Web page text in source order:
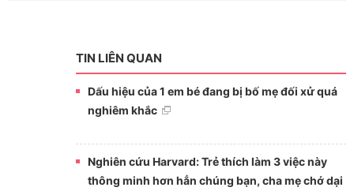
TIN LIÊN QUAN
Dấu hiệu của 1 em bé đang bị bố mẹ đối xử quá
nghiêm khắc
Nghiên cứu Harvard: Trẻ thích làm 3 việc này
thông minh hơn hẳn chúng bạn, cha mẹ chớ dại